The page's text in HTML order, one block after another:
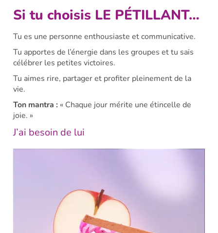
Si tu choisis LE PÉTILLANT…
Tu es une personne enthousiaste et communicative.
Tu apportes de l’énergie dans les groupes et tu sais
célébrer les petites victoires.
Tu aimes rire, partager et profiter pleinement de la
vie.
Ton mantra : « Chaque jour mérite une étincelle de
joie. »
J’ai besoin de lui